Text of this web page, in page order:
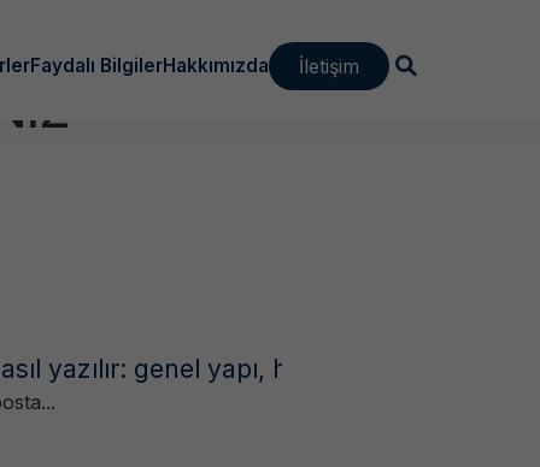
Faydalı BilgilerHakkımızda İletişim
yazılır: genel yapı, hitap kalıpları ve